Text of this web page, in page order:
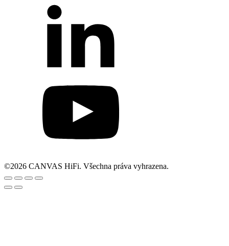
©2026 CANVAS HiFi. Všechna práva vyhrazena.